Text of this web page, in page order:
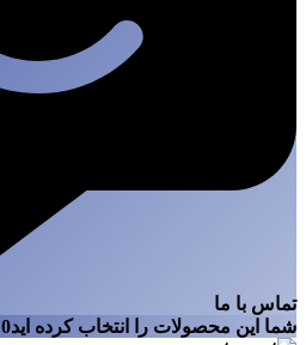
تماس با ما
شما این محصولات را انتخاب کرده اید0